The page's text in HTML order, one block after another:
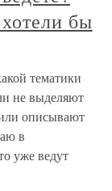
бы
тематики
не выделяют
описывают
в
уже ведут